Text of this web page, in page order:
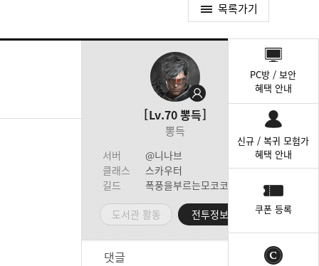
목록가기
Lv.70뽕득
뽕득
서버
@니나브
클래스
스카우터
길드
폭풍을부르는모코코들
도서관 활동 전투정보실
댓글
PC방 / 보안
혜택 안내
신규 / 복귀 모험가
혜택 안내
쿠폰 등록